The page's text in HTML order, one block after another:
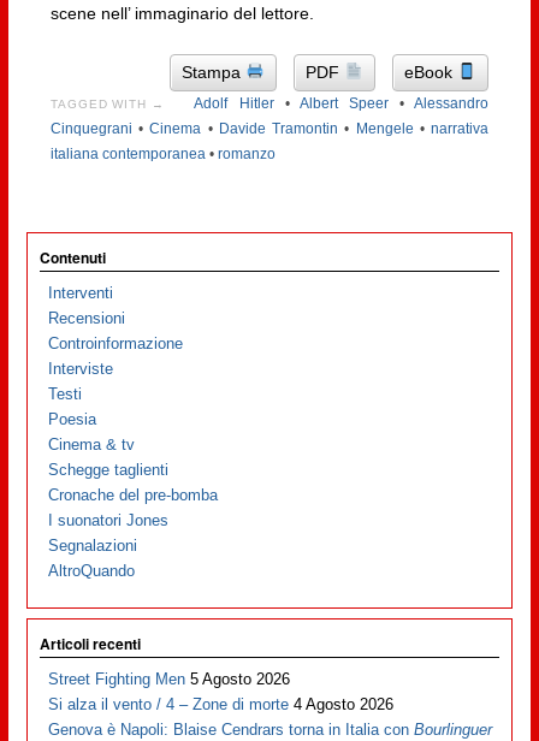
scene nell’ immaginario del lettore.
Stampa PDF eBook
TAGGED WITH → Adolf Hitler• Albert Speer •Alessandro
Cinquegrani •Cinema • Davide Tramontin • Mengele •narrativa
italiana contemporanea • romanzo
Contenuti
Interventi
Recensioni
Controinformazione
Interviste
Testi
Poesia
Cinema & tv
Schegge taglienti
Cronache del pre-bomba
I suonatori Jones
Segnalazioni
AltroQuando
Articoli recenti
Street Fighting Men 5 Agosto 2026
Si alza il vento / 4 – Zone di morte 4 Agosto 2026
Genova è Napoli: Blaise Cendrars torna in Italia conBourlinguer